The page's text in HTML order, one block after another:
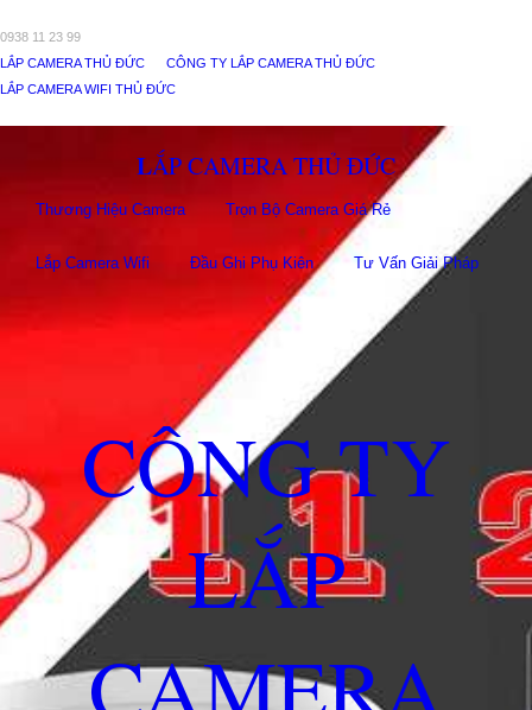
0938 11 23 99
LẮP CAMERA THỦ ĐỨC
CÔNG TY LẮP CAMERA THỦ ĐỨC
LẮP CAMERA WIFI THỦ ĐỨC
LẮP CAMERA THỦ ĐỨC
Thương Hiệu Camera Trọn Bộ Camera Giá Rẻ
Lắp Camera Wifi Đầu Ghi Phụ Kiên Tư Vấn Giải Pháp
CÔNG TY
LẮP
CAMERA